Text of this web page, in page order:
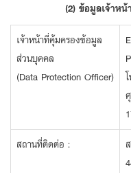
(2) ข้อมูลเจ้าห
เจ้าหน้าที่คุ้มครองข้อมูล
ส่วนบุคคล
(Data Protection Officer)
สถานที่ติดต่อ :